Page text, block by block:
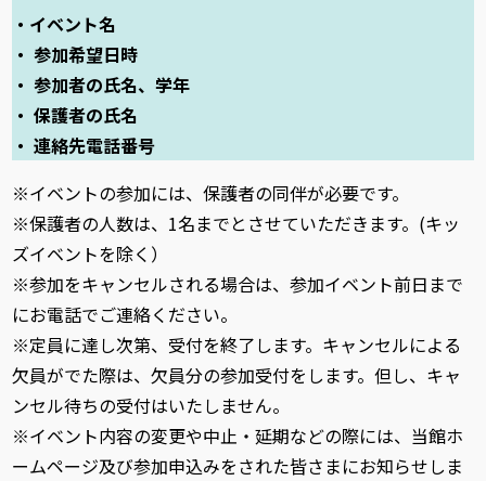
・イベント名
・ 参加希望日時
・ 参加者の氏名、学年
・ 保護者の氏名
・ 連絡先電話番号
※イベントの参加には、保護者の同伴が必要です。
※保護者の人数は、1名までとさせていただきます。(キッ
ズイベントを除く）
※参加をキャンセルされる場合は、参加イベント前日まで
にお電話でご連絡ください。
※定員に達し次第、受付を終了します。キャンセルによる
欠員がでた際は、欠員分の参加受付をします。但し、キャ
ンセル待ちの受付はいたしません。
※イベント内容の変更や中止・延期などの際には、当館ホ
ームページ及び参加申込みをされた皆さまにお知らせしま